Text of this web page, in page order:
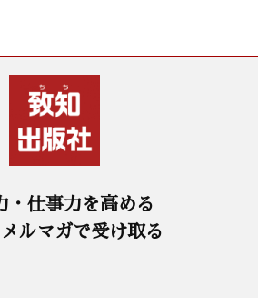
・仕事力を高める
ルマガで受け取る